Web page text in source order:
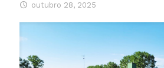
outubro 28, 2025